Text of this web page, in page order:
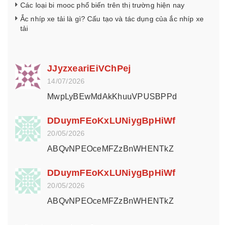
Các loại bi mooc phổ biến trên thị trường hiện nay
Ắc nhíp xe tải là gì? Cấu tạo và tác dụng của ắc nhíp xe
tải
JJyzxeariEiVChPej
14/07/2026
MwpLyBEwMdAkKhuuVPUSBPPd
DDuymFEoKxLUNiygBpHiWf
20/05/2026
ABQvNPEOceMFZzBnWHENTkZ
DDuymFEoKxLUNiygBpHiWf
20/05/2026
ABQvNPEOceMFZzBnWHENTkZ